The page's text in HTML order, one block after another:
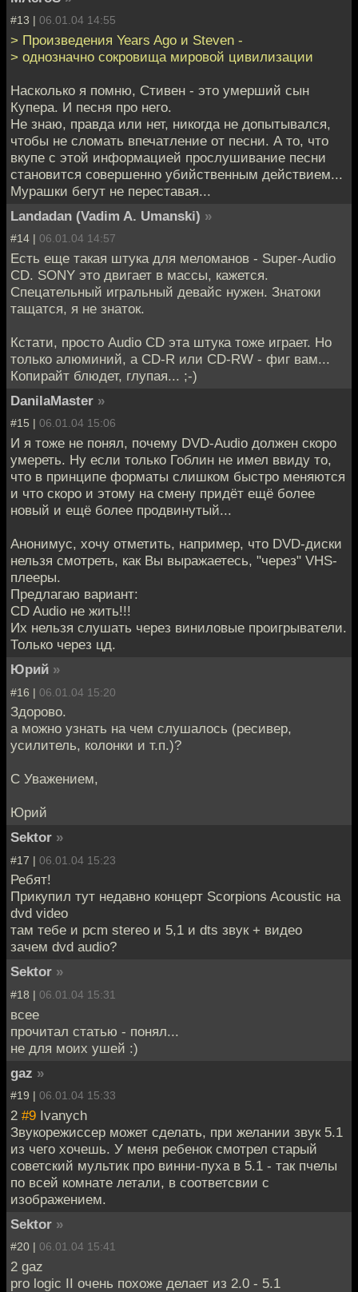
#13 | 06.01.04 14:55
> Произведения Years Ago и Steven -
> однозначно сокровища мировой цивилизации
Насколько я помню, Стивен - это умерший сын
Купера. И песня про него.
Не знаю, правда или нет, никогда не допытывался,
чтобы не сломать впечатление от песни. А то, что
вкупе с этой информацией прослушивание песни
становится совершенно убийственным действием...
Мурашки бегут не переставая...
Landadan (Vadim A. Umanski) »
#14 | 06.01.04 14:57
Есть еще такая штука для меломанов - Super-Audio
CD. SONY это двигает в массы, кажется.
Спецательный игральный девайс нужен. Знатоки
тащатся, я не знаток.
Кстати, просто Audio CD эта штука тоже играет. Но
только алюминий, а CD-R или CD-RW - фиг вам...
Копирайт блюдет, глупая... ;-)
DanilaMaster »
#15 | 06.01.04 15:06
И я тоже не понял, почему DVD-Audio должен скоро
умереть. Ну если только Гоблин не имел ввиду то,
что в принципе форматы слишком быстро меняются
и что скоро и этому на смену придёт ещё более
новый и ещё более продвинутый...
Анонимус, хочу отметить, например, что DVD-диски
нельзя смотреть, как Вы выражаетесь, "через" VHS-
плееры.
Предлагаю вариант:
CD Audio не жить!!!
Их нельзя слушать через виниловые проигрыватели.
Только через цд.
Юрий »
#16 | 06.01.04 15:20
Здорово.
а можно узнать на чем слушалось (ресивер,
усилитель, колонки и т.п.)?
С Уважением,
Юрий
Sektor »
#17 | 06.01.04 15:23
Ребят!
Прикупил тут недавно концерт Scorpions Acoustiс на
dvd video
там тебе и pcm stereo и 5,1 и dts звук + видео
зачем dvd audio?
Sektor »
#18 | 06.01.04 15:31
всее
прочитал статью - понял...
не для моих ушей :)
gaz »
#19 | 06.01.04 15:33
2 #9 Ivanych
Звукорежиссер может сделать, при желании звук 5.1
из чего хочешь. У меня ребенок смотрел старый
советский мультик про винни-пуха в 5.1 - так пчелы
по всей комнате летали, в соответсвии с
изображением.
Sektor »
#20 | 06.01.04 15:41
2 gaz
pro logic II очень похоже делает из 2.0 - 5.1